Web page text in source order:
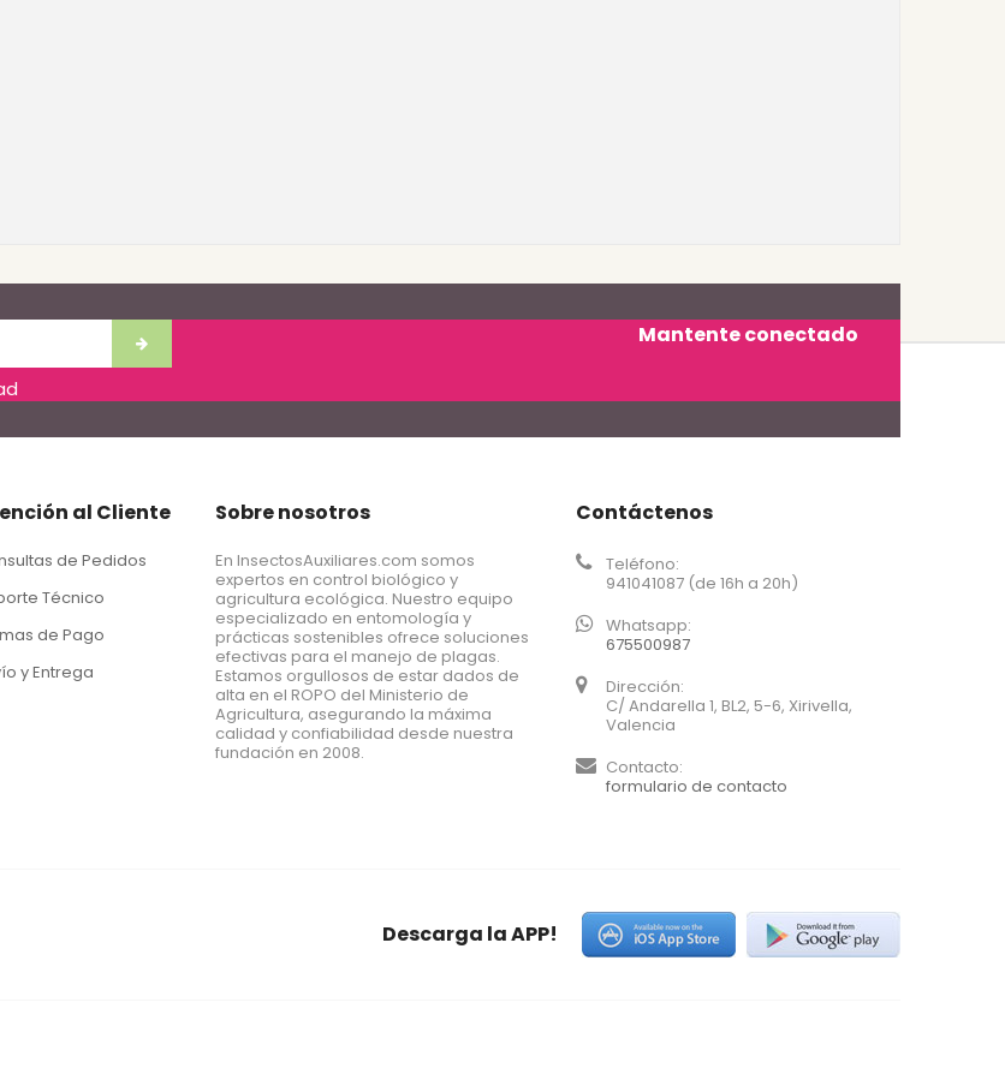
Mantente conectado
al Cliente
de Pedidos
Técnico
de Pago
y Entrega
Sobre nosotros
En InsectosAuxiliares.com somos
expertos en control biológico y
agricultura ecológica. Nuestro equipo
especializado en entomología y
prácticas sostenibles ofrece soluciones
efectivas para el manejo de plagas.
Estamos orgullosos de estar dados de
alta en el ROPO del Ministerio de
Agricultura, asegurando la máxima
calidad y confiabilidad desde nuestra
fundación en 2008.
Contáctenos
Teléfono:
941041087 (de 16h a 20h)
Whatsapp:
675500987
Dirección:
C/ Andarella 1, BL2, 5-6, Xirivella,
Valencia
Contacto:
formulario de contacto
Descarga la APP!